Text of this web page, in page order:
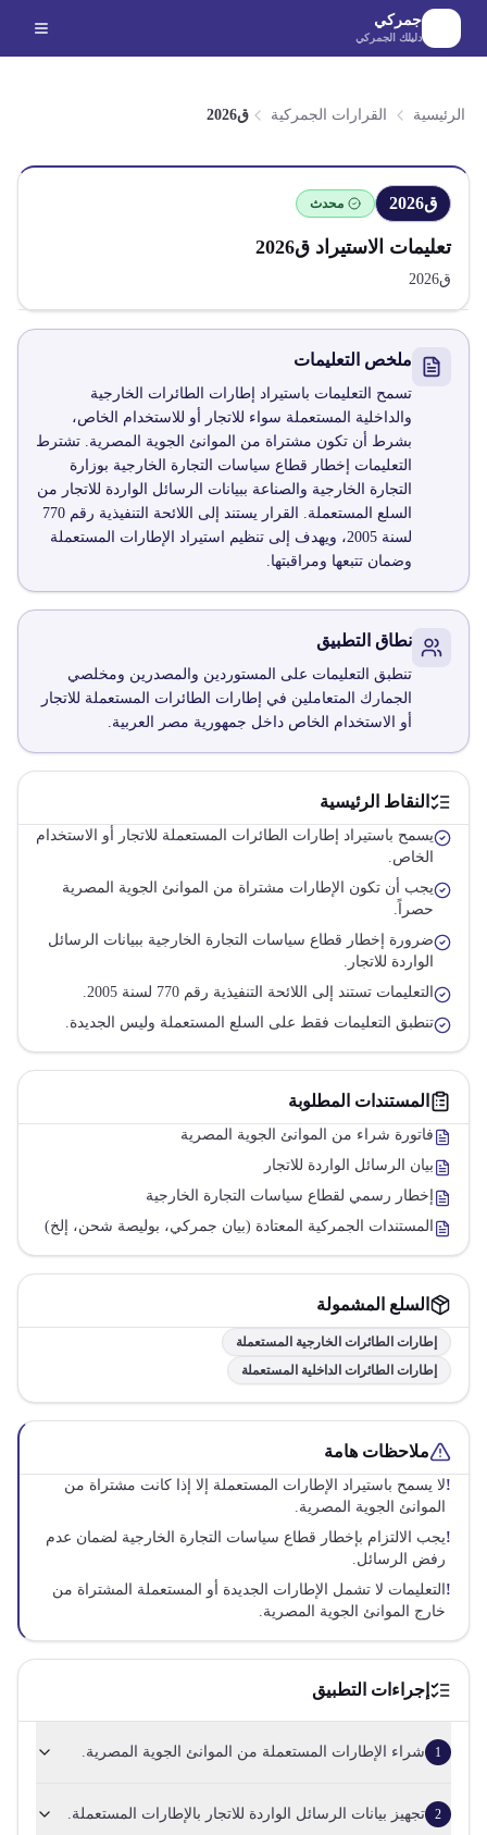
الانتقال إلى المحتوى الرئيسي
جمركي
دليلك الجمركي
الرئيسية القرارات الجمركية ق2026
ق2026 محدث
تعليمات الاستيراد ق2026
ق2026
ملخص التعليمات
تسمح التعليمات باستيراد إطارات الطائرات الخارجية
والداخلية المستعملة سواء للاتجار أو للاستخدام الخاص،
بشرط أن تكون مشتراة من الموانئ الجوية المصرية. تشترط
التعليمات إخطار قطاع سياسات التجارة الخارجية بوزارة
التجارة الخارجية والصناعة ببيانات الرسائل الواردة للاتجار من
السلع المستعملة. القرار يستند إلى اللائحة التنفيذية رقم 770
لسنة 2005، ويهدف إلى تنظيم استيراد الإطارات المستعملة
وضمان تتبعها ومراقبتها.
نطاق التطبيق
تنطبق التعليمات على المستوردين والمصدرين ومخلصي
الجمارك المتعاملين في إطارات الطائرات المستعملة للاتجار
أو الاستخدام الخاص داخل جمهورية مصر العربية.
النقاط الرئيسية
يسمح باستيراد إطارات الطائرات المستعملة للاتجار أو الاستخدام
الخاص.
يجب أن تكون الإطارات مشتراة من الموانئ الجوية المصرية
حصراً.
ضرورة إخطار قطاع سياسات التجارة الخارجية ببيانات الرسائل
الواردة للاتجار.
التعليمات تستند إلى اللائحة التنفيذية رقم 770 لسنة 2005.
تنطبق التعليمات فقط على السلع المستعملة وليس الجديدة.
المستندات المطلوبة
فاتورة شراء من الموانئ الجوية المصرية
بيان الرسائل الواردة للاتجار
إخطار رسمي لقطاع سياسات التجارة الخارجية
المستندات الجمركية المعتادة (بيان جمركي، بوليصة شحن، إلخ)
السلع المشمولة
إطارات الطائرات الخارجية المستعملة
إطارات الطائرات الداخلية المستعملة
ملاحظات هامة
!لا يسمح باستيراد الإطارات المستعملة إلا إذا كانت مشتراة من
الموانئ الجوية المصرية.
!يجب الالتزام بإخطار قطاع سياسات التجارة الخارجية لضمان عدم
رفض الرسائل.
! التعليمات لا تشمل الإطارات الجديدة أو المستعملة المشتراة من
خارج الموانئ الجوية المصرية.
إجراءات التطبيق
1 شراء الإطارات المستعملة من الموانئ الجوية المصرية.
2 تجهيز بيانات الرسائل الواردة للاتجار بالإطارات المستعملة.